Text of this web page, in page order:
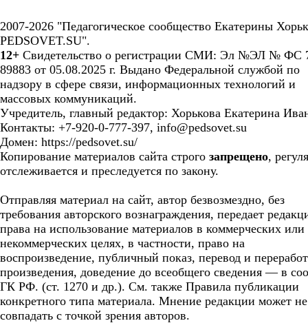
2007-2026 "Педагогическое сообщество Екатерины
PEDSOVET.SU".
12+ Свидетельство о регистрации СМИ: Эл №ЭЛ № ФС
89883 от 05.08.2025 г. Выдано Федеральной службой по
надзору в сфере связи, информационных технологий и
массовых коммуникаций.
Учредитель, главный редактор: Хорькова Екатерина
Контакты: +7-920-0-777-397, info@pedsovet.su
Домен: https://pedsovet.su/
Копирование материалов сайта строго запрещено,
отслеживается и преследуется по закону.
Отправляя материал на сайт, автор безвозмездно, без
требования авторского вознаграждения, передает
права на использование материалов в коммерческих или
некоммерческих целях, в частности, право на
воспроизведение, публичный показ, перевод и
произведения, доведение до всеобщего сведения — в
ГК РФ. (ст. 1270 и др.). См. также Правила публикации
конкретного типа материала. Мнение редакции может не
совпадать с точкой зрения авторов.